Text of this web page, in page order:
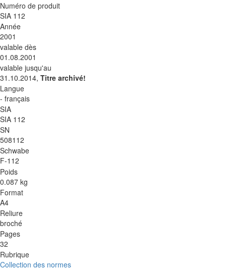
Numéro de produit
SIA 112
Année
2001
valable dès
01.08.2001
valable jusqu'au
31.10.2014, Titre archivé!
Langue
- français
SIA
SIA 112
SN
508112
Schwabe
F-112
Poids
0.087 kg
Format
A4
Reliure
broché
Pages
32
Rubrique
Collection des normes